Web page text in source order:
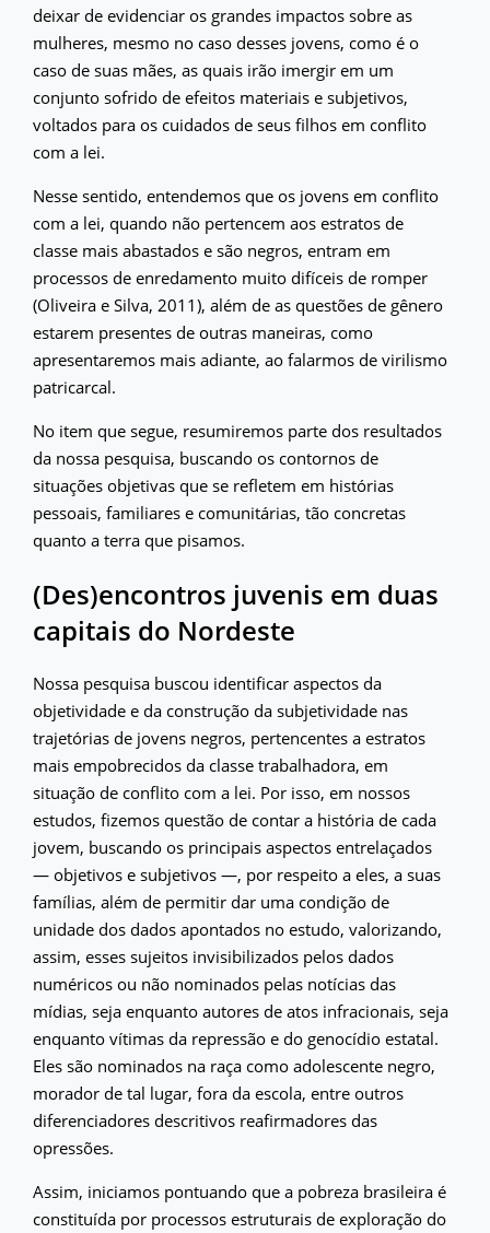
deixar de evidenciar os grandes impactos sobre as
mulheres, mesmo no caso desses jovens, como é o
caso de suas mães, as quais irão imergir em um
conjunto sofrido de efeitos materiais e subjetivos,
voltados para os cuidados de seus filhos em conflito
com a lei.
Nesse sentido, entendemos que os jovens em conflito
com a lei, quando não pertencem aos estratos de
classe mais abastados e são negros, entram em
processos de enredamento muito difíceis de romper
(Oliveira e Silva, 2011), além de as questões de gênero
estarem presentes de outras maneiras, como
apresentaremos mais adiante, ao falarmos de virilismo
patricarcal.
No item que segue, resumiremos parte dos resultados
da nossa pesquisa, buscando os contornos de
situações objetivas que se refletem em histórias
pessoais, familiares e comunitárias, tão concretas
quanto a terra que pisamos.
(Des)encontros juvenis em duas
capitais do Nordeste
Nossa pesquisa buscou identificar aspectos da
objetividade e da construção da subjetividade nas
trajetórias de jovens negros, pertencentes a estratos
mais empobrecidos da classe trabalhadora, em
situação de conflito com a lei. Por isso, em nossos
estudos, fizemos questão de contar a história de cada
jovem, buscando os principais aspectos entrelaçados
— objetivos e subjetivos —, por respeito a eles, a suas
famílias, além de permitir dar uma condição de
unidade dos dados apontados no estudo, valorizando,
assim, esses sujeitos invisibilizados pelos dados
numéricos ou não nominados pelas notícias das
mídias, seja enquanto autores de atos infracionais, seja
enquanto vítimas da repressão e do genocídio estatal.
Eles são nominados na raça como adolescente negro,
morador de tal lugar, fora da escola, entre outros
diferenciadores descritivos reafirmadores das
opressões.
Assim, iniciamos pontuando que a pobreza brasileira é
constituída por processos estruturais de exploração do